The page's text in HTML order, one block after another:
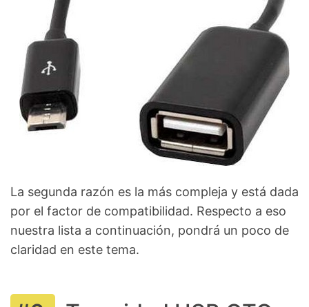
La segunda razón es la más compleja y está dada
por el factor de compatibilidad. Respecto a eso
nuestra lista a continuación, pondrá un poco de
claridad en este tema.